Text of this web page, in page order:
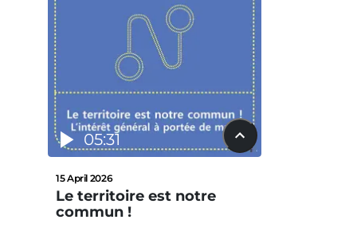
05:31
15 April 2026
Le territoire est notre
commun !